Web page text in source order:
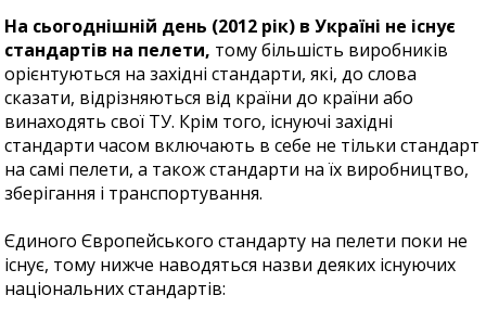
На сьогоднішній день (2012 рік) в Україні не існує
стандартів на пелети, тому більшість виробників
орієнтуються на західні стандарти, які, до слова
сказати, відрізняються від країни до країни або
винаходять свої ТУ. Крім того, існуючі західні
стандарти часом включають в себе не тільки стандарт
на самі пелети, а також стандарти на їх виробництво,
зберігання і транспортування.
Єдиного Європейського стандарту на пелети поки не
існує, тому нижче наводяться назви деяких існуючих
національних стандартів: